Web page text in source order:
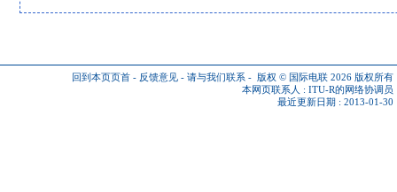
回到本页页首 - 反馈意见 - 请与我们联系 - 版权 © 国际电联 2026 版权所有
本网页联系人 : ITU-R的网络协调员
最近更新日期 : 2013-01-30